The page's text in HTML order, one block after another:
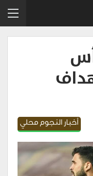
أخبار النجوم محلي